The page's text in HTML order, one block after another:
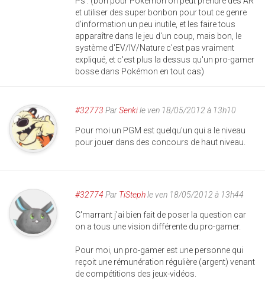
et utiliser des super bonbon pour tout ce genre
d'information un peu inutile, et les faire tous
apparaître dans le jeu d'un coup, mais bon, le
système d'EV/IV/Nature c'est pas vraiment
expliqué, et c'est plus la dessus qu'un pro-gamer
bosse dans Pokémon en tout cas)
#32773 ParSenkile ven 18/05/2012 à 13h10
Pour moi un PGM est quelqu'un qui a le niveau
pour jouer dans des concours de haut niveau.
#32774 Par TiStephle ven 18/05/2012 à 13h44
C'marrant j'ai bien fait de poser la question car
on a tous une vision différente du pro-gamer.
Pour moi, un pro-gamer est une personne qui
reçoit une rémunération régulière (argent) venant
de compétitions des jeux-vidéos.